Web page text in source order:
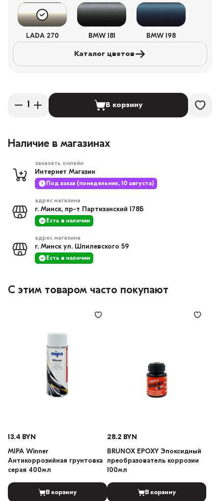
LADA 270 BMW 181 BMW 198
Каталог цветов
В корзину
Наличие в магазинах
заказать онлайн
Интернет Магазин
Под заказ (понедельник, 10 августа)
адрес магазина
г. Минск, пр-т Партизанский 178Б
Есть в наличии
адрес магазина
г. Минск ул. Шпилевского 59
Есть в наличии
С этим товаром часто покупают
13.4 BYN
MIPA Winner
Антикоррозийная грунтовка
серая 400мл
В корзину
28.2 BYN
BRUNOX EPOXY Эпоксидный
преобразователь коррозии
100мл
В корзину